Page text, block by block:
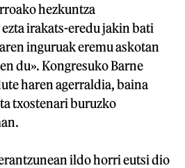
hezkuntza
irakats-eredu jakin bati
inguruak eremu askotan
du». Kongresuko Barne
haren agerraldia, baina
txostenari buruzko
ildo horri eutsi dio